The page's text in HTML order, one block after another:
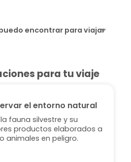
encontrar para viajar
para tu viaje
el entorno natural
fauna silvestre y su
productos elaborados a
animales en peligro.